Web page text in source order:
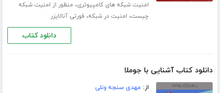
امنیت شبکه های کامپیوتری، منظور از امنیت شبکه
چیست، امنیت در شبکه، فورتی آنالایزر
دانلود کتاب
دانلود کتاب آشنایی با جوملا
از: مهدی سنجه ونلی